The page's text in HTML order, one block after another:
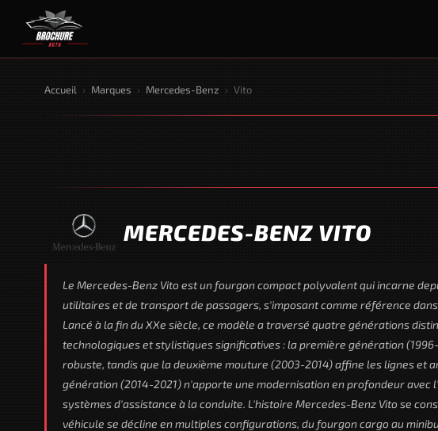
Accueil › Marques › Mercedes-Benz › Vito
MERCEDES-BENZ VITO
Le Mercedes-Benz Vito est un fourgon compact polyvalent qui incarne
utilitaires et de transport de passagers, s'imposant comme référence
Lancé à la fin du XXe siècle, ce modèle a traversé quatre générations
technologiques et stylistiques significatives : la première génération
robuste, tandis que la deuxième mouture (2003-2014) affine les lignes et
génération (2014-2021) n'apporte une modernisation en profondeur
systèmes d'assistance à la conduite. L'histoire Mercedes-Benz Vito se
véhicule se décline en multiples configurations, du fourgon cargo au